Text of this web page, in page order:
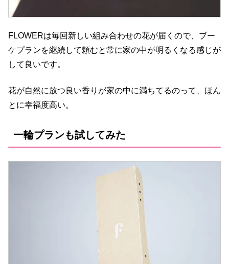
FLOWERは毎回新しい組み合わせの花が届くので、ブー
ケプランを継続して頼むと常に家の中が明るくなる感じが
して良いです。
花が自然に放つ良い香りが家の中に満ちてるのって、ほん
とに幸福度高い。
一輪プランも試してみた